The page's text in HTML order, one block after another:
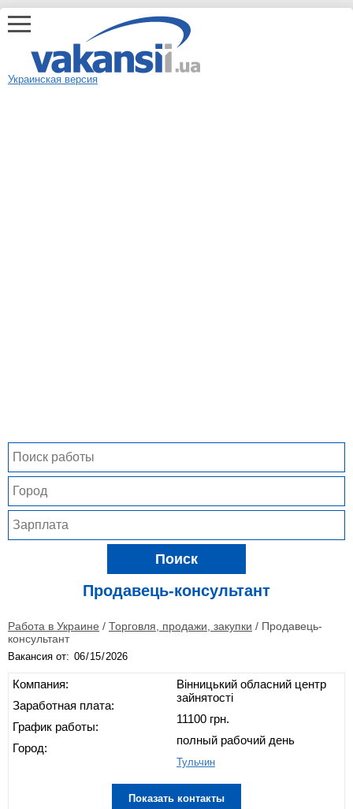
Украинская версия
Поиск
Продавець-консультант
Работа в Украине / Торговля, продажи, закупки / Продавець-
консультант
Вакансия от:
Компания:
Заработная плата:
График работы:
Город:
Вінницький обласний центр
зайнятості
11100 грн.
полный рабочий день
Тульчин
Показать контакты